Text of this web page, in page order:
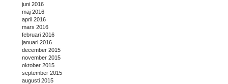
juni 2016
maj 2016
april 2016
mars 2016
februari 2016
januari 2016
december 2015
november 2015
oktober 2015
september 2015
augusti 2015